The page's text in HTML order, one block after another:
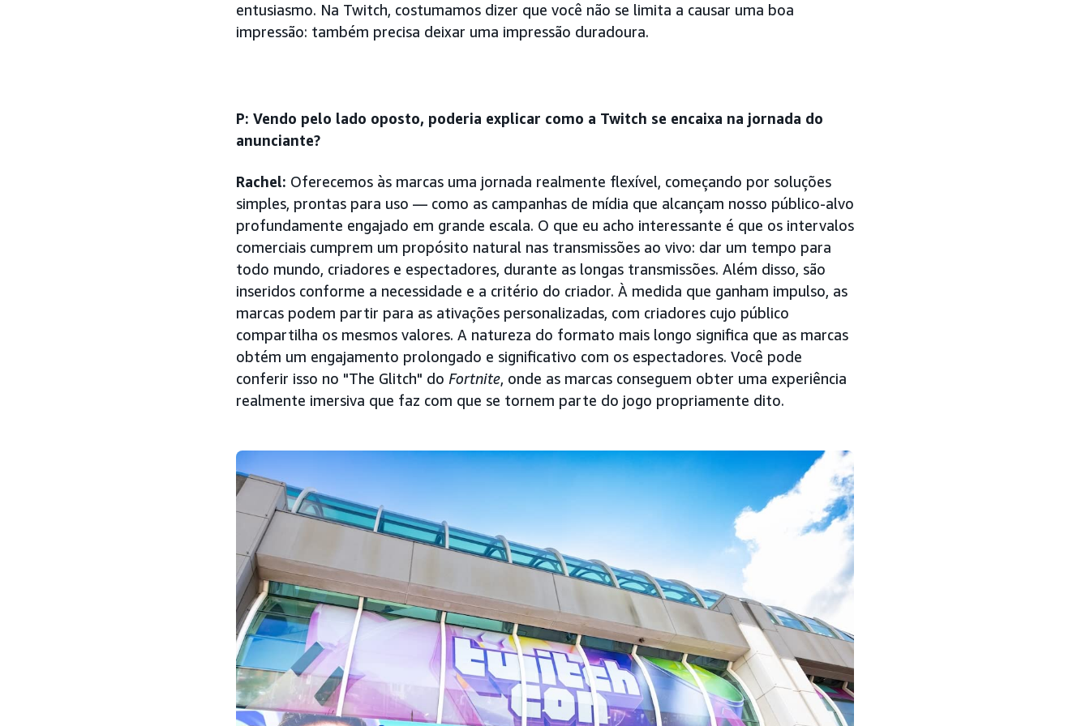
entusiasmo. Na Twitch, costumamos dizer que você não se limita a causar uma boa
impressão: também precisa deixar uma impressão duradoura.
P: Vendo pelo lado oposto, poderia explicar como a Twitch se encaixa na jornada do
anunciante?
Rachel: Oferecemos às marcas uma jornada realmente flexível, começando por soluções
simples, prontas para uso — como as campanhas de mídia que alcançam nosso público-alvo
profundamente engajado em grande escala. O que eu acho interessante é que os intervalos
comerciais cumprem um propósito natural nas transmissões ao vivo: dar um tempo para
todo mundo, criadores e espectadores, durante as longas transmissões. Além disso, são
inseridos conforme a necessidade e a critério do criador. À medida que ganham impulso, as
marcas podem partir para as ativações personalizadas, com criadores cujo público
compartilha os mesmos valores. A natureza do formato mais longo significa que as marcas
obtém um engajamento prolongado e significativo com os espectadores. Você pode
conferir isso no "The Glitch" do Fortnite, onde as marcas conseguem obter uma experiência
realmente imersiva que faz com que se tornem parte do jogo propriamente dito.